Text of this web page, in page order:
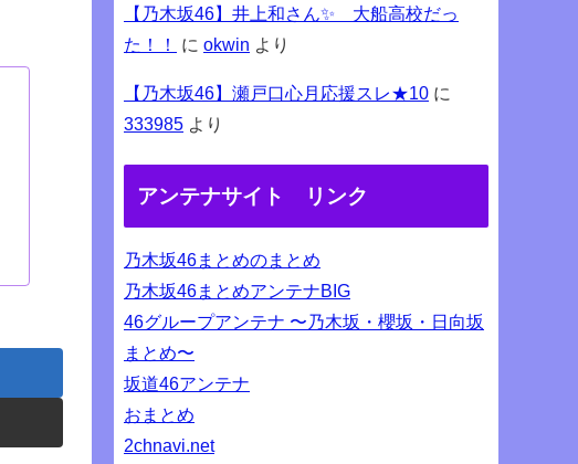
【乃木坂46】井上和さん✨ 大船高校だっ
た！！
に okwin より
【乃木坂46】瀬戸口心月応援スレ★10 に
333985 より
アンテナサイト リンク
乃木坂46まとめのまとめ
乃木坂46まとめアンテナBIG
46グループアンテナ 〜乃木坂・櫻坂・日向坂
まとめ〜
坂道46アンテナ
おまとめ
2chnavi.net